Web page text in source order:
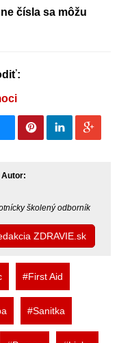
čísla sa môžu
Autor:
školený odborník
ZDRAVIE.sk
#First Aid
#Sanitka